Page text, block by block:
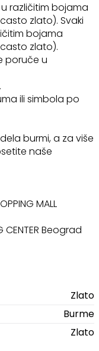
različitim bojama
zlato). Svaki
bojama
zlato).
poruče u
ili simbola po
burmi, a za više
naše
MALL
CENTER Beograd
Zlato
Burme
Zlato